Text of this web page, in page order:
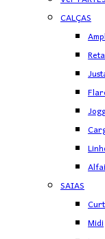
CALÇAS
SAIAS
Midi